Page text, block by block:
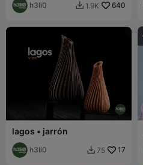
h3li0  1.9K 640
lagos • jarrón
h3li0  75 17